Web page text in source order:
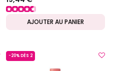
AJOUTER AU PANIER
-20% DÈS 2